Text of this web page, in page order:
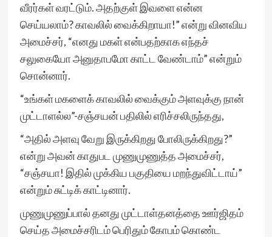
வீரர்கள் வரட்டும். அதற்குள் இவளை என்ன
செய்யலாம்? காவலில் வைக்கிறாயா!” என்று வினவிய
அமைச்சர், “எனது மகள் என்பதற்காக எந்தச்
சலுகையோ அனுதாபமோ காட்ட வேண்டாம்” என்றும்
சொன்னார்.
“உங்கள் மகளைக் காவலில் வைக்கும் அளவுக்கு நான்
முட்டாளல்ல”-சஞ்சயன் பதிலில் எரிச்சலிருந்தது,
“அதில் அளவு வேறு இருக்கிறது போலிருக்கிறது?”
என்று அவன் காதுபட முணுமுணுத்த அமைச்சர்,
“சஞ்சயா! இதில் முக்கிய பகுதியை மறந்துவிட்டாய்”
என்றும் சுட்டிக் காட்டினார்.
முணுமுணுப்பால் தனது முட்டாள்தனத்தை ஊர்ஜிதம்
செய்த அமைச்சரிடம் பெரிதும் கோபம் கொண்ட